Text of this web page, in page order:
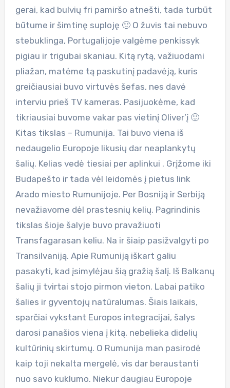
gerai, kad bulvių fri pamiršo atnešti, tada turbūt
būtume ir šimtinę suploję 🙂 O žuvis tai nebuvo
stebuklinga, Portugalijoje valgėme penkissyk
pigiau ir trigubai skaniau. Kitą rytą, važiuodami
pliažan, matėme tą paskutinį padavėją, kuris
greičiausiai buvo virtuvės šefas, nes davė
interviu prieš TV kameras. Pasijuokėme, kad
tikriausiai buvome vakar pas vietinį Oliver’į 🙂
Kitas tikslas – Rumunija. Tai buvo viena iš
nedaugelio Europoje likusių dar neaplankytų
šalių. Kelias vedė tiesiai per aplinkui . Grįžome iki
Budapešto ir tada vėl leidomės į pietus link
Arado miesto Rumunijoje. Per Bosniją ir Serbiją
nevažiavome dėl prastesnių kelių. Pagrindinis
tikslas šioje šalyje buvo pravažiuoti
Transfagarasan keliu. Na ir šiaip pasižvalgyti po
Transilvaniją. Apie Rumuniją iškart galiu
pasakyti, kad įsimylėjau šią gražią šalį. Iš Balkanų
šalių ji tvirtai stojo pirmon vieton. Labai patiko
šalies ir gyventojų natūralumas. Šiais laikais,
sparčiai vykstant Europos integracijai, šalys
darosi panašios viena į kitą, nebelieka didelių
kultūrinių skirtumų. O Rumunija man pasirodė
kaip toji nekalta mergelė, vis dar beraustanti
nuo savo kuklumo. Niekur daugiau Europoje